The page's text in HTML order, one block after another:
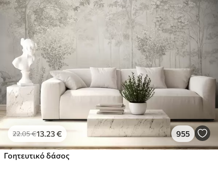
22.05€13 .23€ 955
Γοητευτικό δάσος